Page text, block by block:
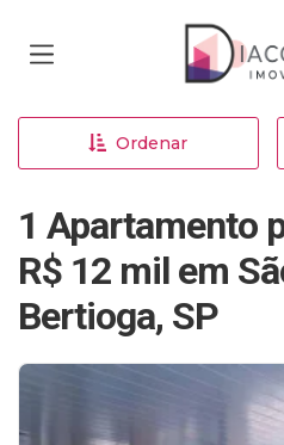
Página
Ordenar
1 Apartamento
R$ 12 mil em
Bertioga, SP